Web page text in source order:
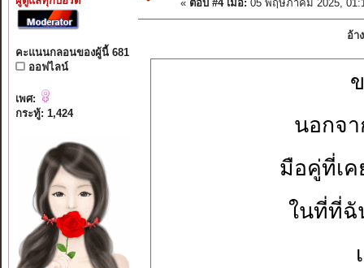
คะแนนกลอนของผู้นี้ 681
ออฟไลน์
เพศ:
กระทู้: 1,424
« ตอบ #4 เมื่อ: 05 พฤษภาคม 2025,
อ้า
นอกจา
มือคู่ที่เ
ในที่ที่ฉั